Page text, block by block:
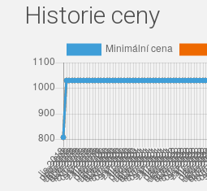
Historie ceny